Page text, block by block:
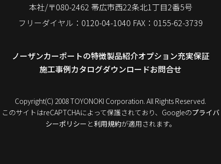
本社/〒080-2462 帯広市西22条北1丁目2番5号
フリーダイヤル： 0120-04-1040 FAX：0155-62-3739
ノーザンカーポートの特徴製品紹介オプション充実保証
施工事例カタログダウンロードお問合せ
Copyright(C) 2008 TOYONOKI Corporation. All Rights Reserved.
このサイトはreCAPTCHAによって保護されており、Googleのプライバ
シーポリシー と 利用規約が適用されます。